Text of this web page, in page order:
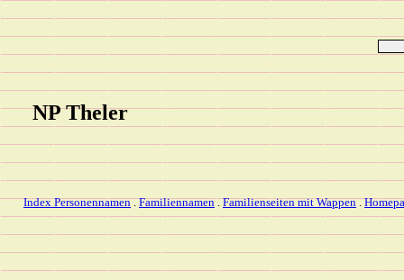
NP Theler
Index Personennamen.Familiennamen.Familienseiten mit Wappen.